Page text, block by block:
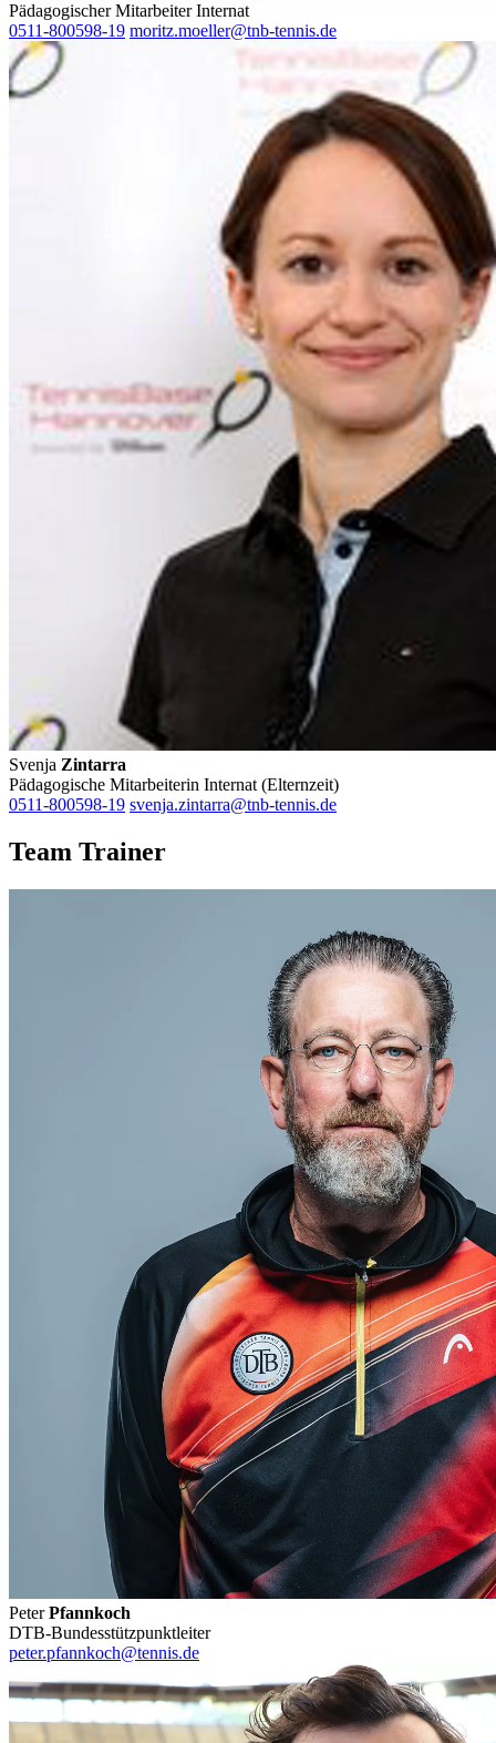
ihnen bereitgestellt haben oder die sie im Rahmen Ihrer
gesammelt haben. Die
Cookie-Einstellungen können
Footer aufgerufen und angepasst werden.
Pädagogischer Mitarbeiter Internat
0511-800598-19 moritz.moeller@tnb-tennis.de
Svenja Zintarra
Pädagogische Mitarbeiterin Internat (Elternzeit)
0511-800598-19 svenja.zintarra@tnb-tennis.de
Team Trainer
PeterPfannkoch
DTB-Bundesstützpunktleiter
peter.pfannkoch@tennis.de